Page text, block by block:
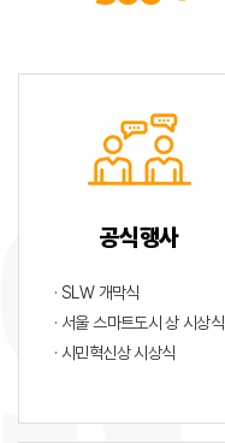
공식행사
· SLW 개막식
· 서울 스마트도시 상 시상식
· 시민혁신상 시상식